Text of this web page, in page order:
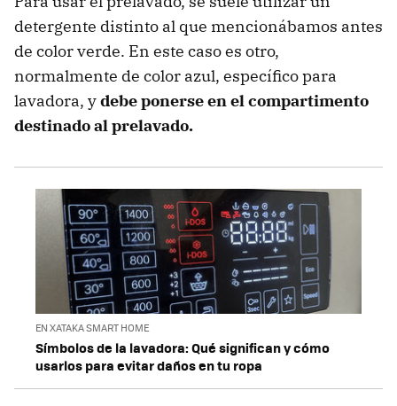
detergente distinto al que mencionábamos antes
de color verde. En este caso es otro,
normalmente de color azul, específico para
lavadora, ydebe ponerse en el compartimento
destinado al prelavado.
EN XATAKA SMART HOME
Símbolos de la lavadora: Qué significan y cómo
usarlos para evitar daños en tu ropa